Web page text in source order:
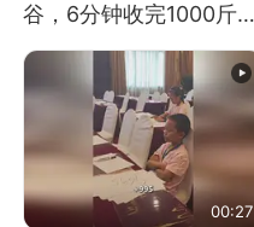
谷，6分钟收完1000斤，
没有一个人掉链子
00:27